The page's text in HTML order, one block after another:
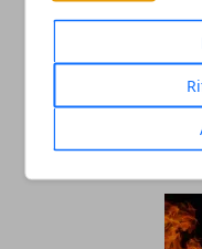
ARTICOLI CORRELATI